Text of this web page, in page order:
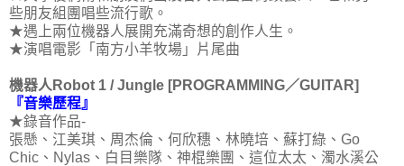
些朋友組團唱些流行歌。
★遇上兩位機器人展開充滿奇想的創作人生。
★演唱電影「南方小羊牧場」片尾曲
機器人Robot 1 / Jungle [PROGRAMMING／GUITAR]
『音樂歷程』
★錄音作品-
張懸、江美琪、周杰倫、何欣穗、林曉培、蘇打綠、Go
Chic、Nylas、白目樂隊、神棍樂團、這位太太、濁水溪公